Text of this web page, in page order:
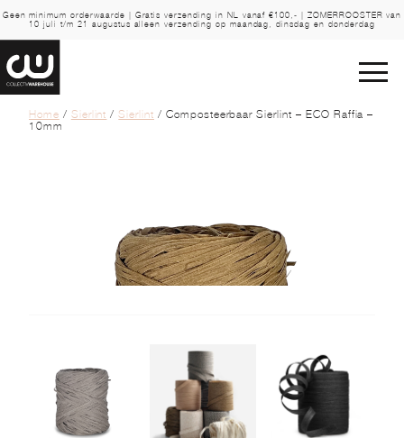
Geen minimum orderwaarde | Gratis verzending in NL vanaf €100,- | ZOMERROOSTER van
10 juli t/m 21 augustus alleen verzending op maandag, dinsdag en donderdag
Home / Sierlint /Sierlint / Composteerbaar Sierlint – ECO Raffia –
10mm